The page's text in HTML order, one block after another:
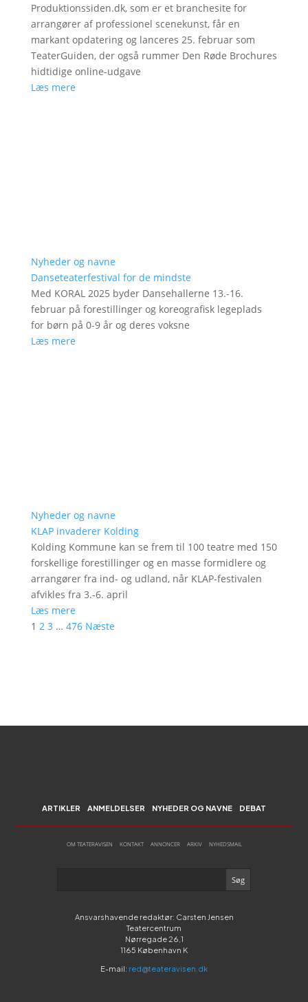
Produktionssiden.dk, som er et branchesite for
arrangører af professionel scenekunst, får en
markant opdatering og lanceres 25. februar som
TeaterGuiden, der også rummer Den Røde Brochures
hidtidige online-udgave
Læs mere
Nyheder og navne
Danseteaterfestival for de mindste
Med KORAL 2025 byder Dansehallerne 13.-16.
februar på forestillinger og koreografisk legeplads
for børn på 0-9 år og deres voksne
Læs mere
Nyheder og navne
KLAP invaderer Kolding
Kolding Kommune kan se frem til 100 teatre med 150
forskellige forestillinger og en masse formidlere og
arrangører fra ind- og udland, når KLAP-festivalen
afvikles fra 3.-6. april
Læs mere
1 2 3 … 476 Næste
ARTIKLER ANMELDELSER NYHEDER OG NAVNE DEBAT
OM TEATERAVISEN KONTAKT ANNONCER ARKIV NYHEDSMAIL
Ansvarshavende redaktør: Carsten Jensen
Teatercentrum
Nørregade 26,1
1165 København K
E-mail: red@teateravisen.dk